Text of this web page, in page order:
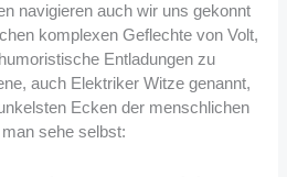
navigieren auch wir uns gekonnt
komplexen Geflechte von Volt,
Entladungen zu
auch Elektriker Witze genannt,
Ecken der menschlichen
sehe selbst: